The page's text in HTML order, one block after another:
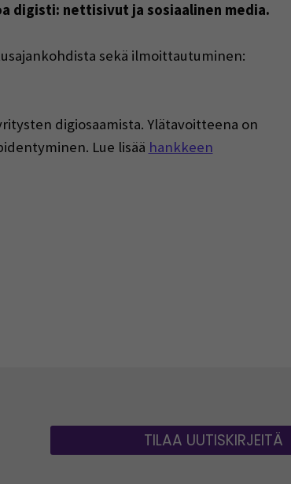
digisti: nettisivut ja sosiaalinen media.
sekä ilmoittautuminen:
digiosaamista. Ylätavoitteena on
Lue lisää hankkeen
TILAA UUTISKIRJEITÄ